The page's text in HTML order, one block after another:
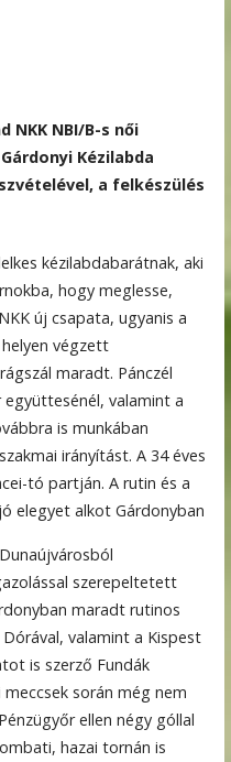
NKK NBI/B-s női
Kézilabda
a felkészülés
kézilabdabarátnak, aki
hogy meglesse,
új csapata, ugyanis a
végzett
maradt. Pánczél
valamint a
is munkában
irányítást. A 34 éves
tó partján. A rutin és a
elegyet alkot Gárdonyban
szerepeltetett
maradt rutinos
valamint a Kispest
is szerző Fundák
során még nem
ellen négy góllal
hazai tornán is